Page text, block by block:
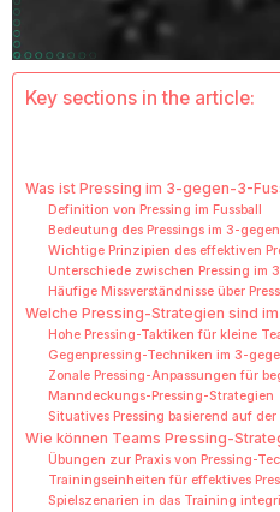
Key sections in the article:
Was ist Pressing im 3-gegen-3-
Definition von Pressing im Fussball
Bedeutung des Pressings im 3-
Wichtige Prinzipien des effektiven
Unterschiede zwischen Pressing im
Häufige Missverständnisse über
Welche Pressing-Strategien sind
Hohe Pressing-Taktiken für kleine
Gegenpressing-Techniken im 3-
Zonale Pressing-Anpassungen für
Manndeckungs-Pressing-Strategien
Situatives Pressing basierend auf
Wie können Teams Pressing-
Übungen zur Praxis von Pressing-
Trainingseinheiten für effektives
Spielszenarien in das Training